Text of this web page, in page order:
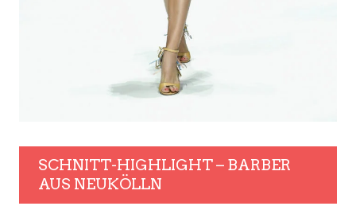
SCHNITT-HIGHLIGHT – BARBER
AUS NEUKÖLLN